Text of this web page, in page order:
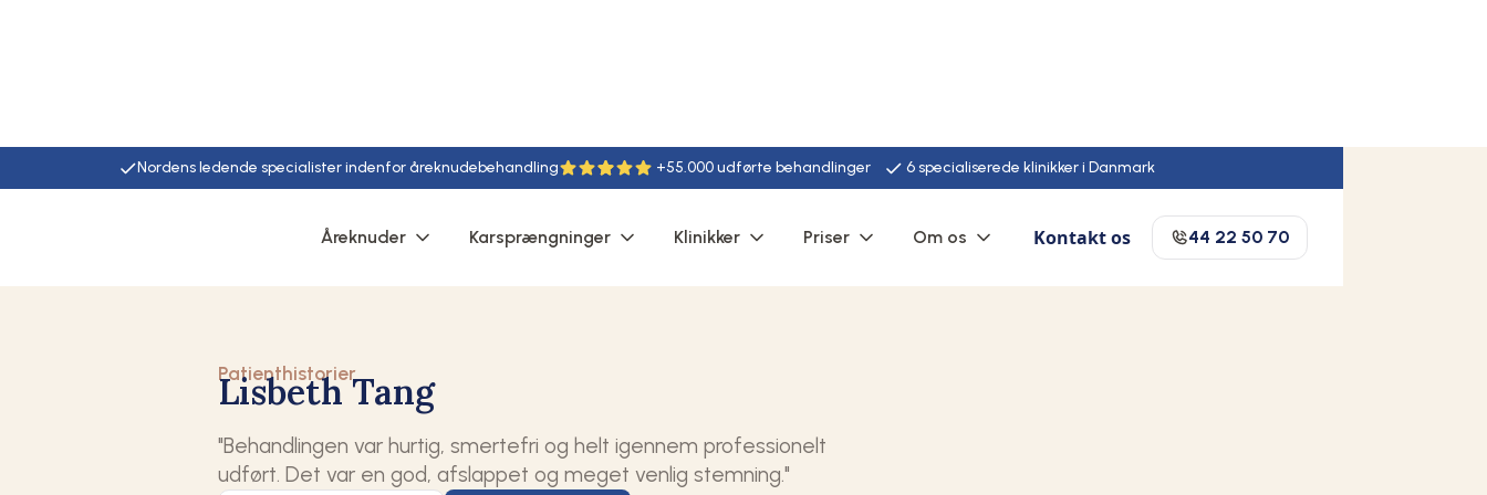
Nordens ledende specialister indenfor åreknudebehandling +55.000 udførte behandlinger 6 specialiserede klinikker i Danmark
Åreknuder Karsprængninger Klinikker Priser Om os Kontakt os 44 22 50 70
Patienthistorier
Lisbeth Tang
"Behandlingen var hurtig, smertefri og helt igennem professionelt
udført. Det var en god, afslappet og meget venlig stemning."
Patienthistorier Lisbeth tang